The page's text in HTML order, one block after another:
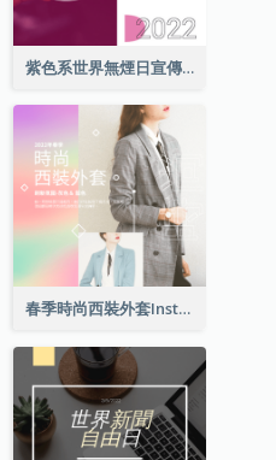
紫色系世界無煙日宣傳用Instagram帖子
春季時尚西裝外套Instagram帖子